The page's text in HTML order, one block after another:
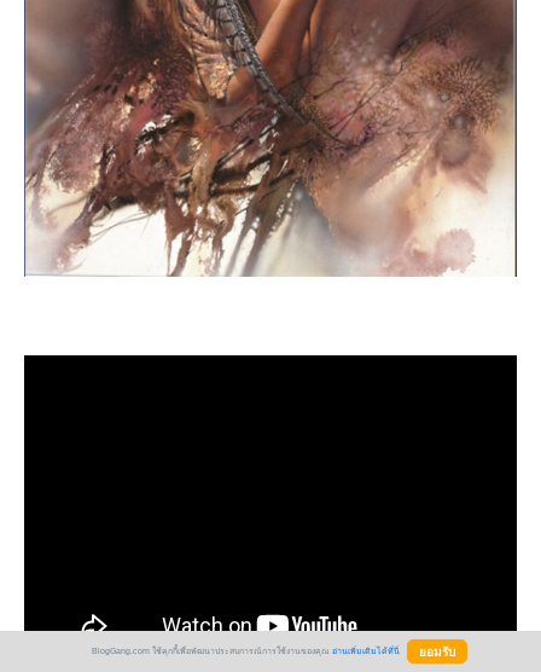
BlogGang.com ใช้คุกกี้เพื่อพัฒนาประสบการณ์การใช้งานของคุณ อ่านเพิ่มเติมได้ที่นี่